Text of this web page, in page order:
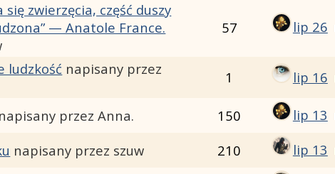
zwierzęcia, część duszy
— Anatole France.
57 lip 26
ludzkość napisany przez
1 lip 16
napisany przez Anna. 150 lip 13
napisany przez szuw 210 lip 13